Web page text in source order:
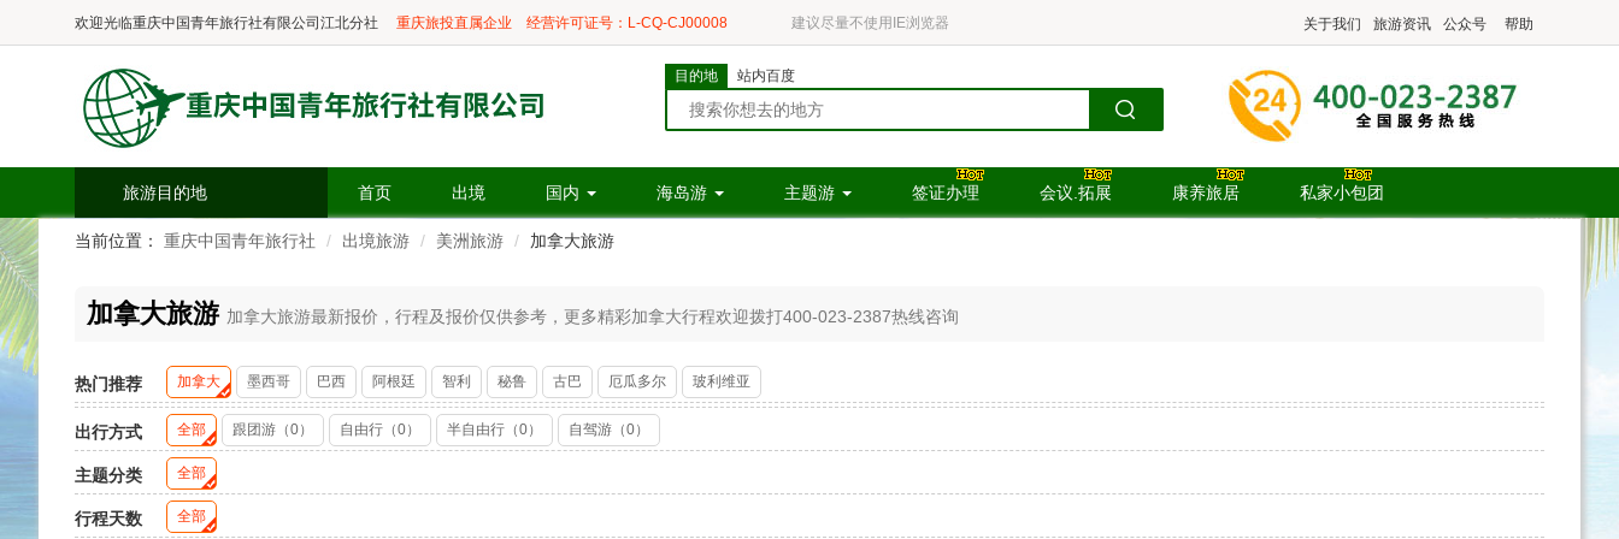
欢迎光临重庆中国青年旅行社有限公司江北分社 重庆旅投直属企业 经营许可证号：L-CQ-CJ00008 建议尽量不使用IE浏览器 关于我们 旅游资讯 公众号 帮助
目的地 站内百度
旅游目的地 首页 出境 国内 海岛游 主题游 签证办理 会议.拓展 康养旅居 私家小包团
当前位置： 重庆中国青年旅行社 出境旅游 美洲旅游 加拿大旅游
加拿大旅游 加拿大旅游最新报价，行程及报价仅供参考，更多精彩加拿大行程欢迎拨打400-023-2387热线咨询
热门推荐 加拿大 墨西哥 巴西 阿根廷 智利 秘鲁 古巴 厄瓜多尔 玻利维亚
出行方式 全部 跟团游（0） 自由行（0） 半自由行（0） 自驾游（0）
主题分类 全部
行程天数 全部